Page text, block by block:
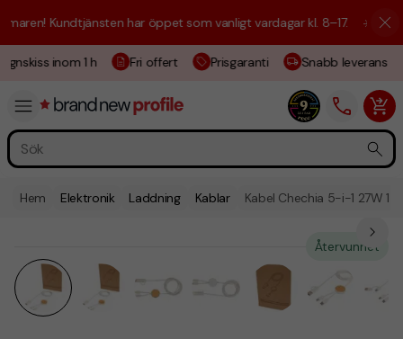
Kundtjänsten har öppet som vanligt vardagar kl. 8–17. ☀️ Vi är
inom 1 h Fri offert Prisgaranti Snabb leverans
Hem Elektronik Laddning Kablar Kabel Chechia 5-i-1 27W
Återvunnet